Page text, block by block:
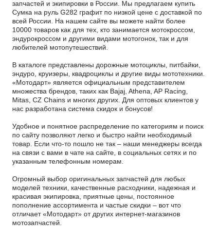
запчастей и экипировки в России. Мы предлагаем купить
Сумка на руль G282 графит по низкой цене с доставкой по
всей России. На нашем сайте вы можете найти более
10000 товаров как для тех, кто занимается мотокроссом,
эндурокроссом и другими видами мотогонок, так и для
любителей мотопутешествий.
В каталоге представлены дорожные мотоциклы, питбайки,
эндуро, круизеры, квадроциклы и другие виды мототехники.
«Мотодарт» является официальным представителем
множества брендов, таких как Bajaj, Athena, AP Racing,
Mitas, CZ Chains и многих других. Для оптовых клиентов у
нас разработана система скидок и бонусов!
Удобное и понятное распределение по категориям и поиск
по сайту позволяют легко и быстро найти необходимый
товар. Если что-то пошло не так – наши менеджеры всегда
на связи с вами в чате на сайте, в социальных сетях и по
указанным телефонным номерам.
Огромный выбор оригинальных запчастей для любых
моделей техники, качественные расходники, надежная и
красивая экипировка, приятные цены, постоянное
пополнение ассортимента и частые скидки – вот что
отличает «Мотодарт» от других интернет-магазинов
мотозапчастей.